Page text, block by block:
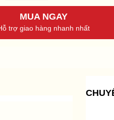
MUA NGAY
trợ giao hàng nhanh nhất